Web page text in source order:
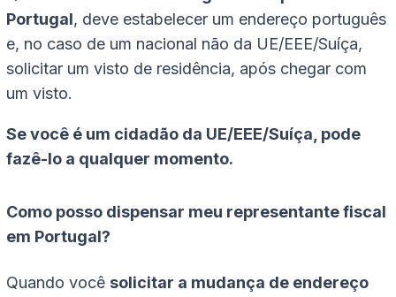
Portugal, deve estabelecer um endereço português
e, no caso de um nacional não da UE/EEE/Suíça,
solicitar um visto de residência, após chegar com
um visto.
Se você é um cidadão da UE/EEE/Suíça, pode
fazê-lo a qualquer momento.
Como posso dispensar meu representante fiscal
em Portugal?
Quando você solicitar a mudança de endereço